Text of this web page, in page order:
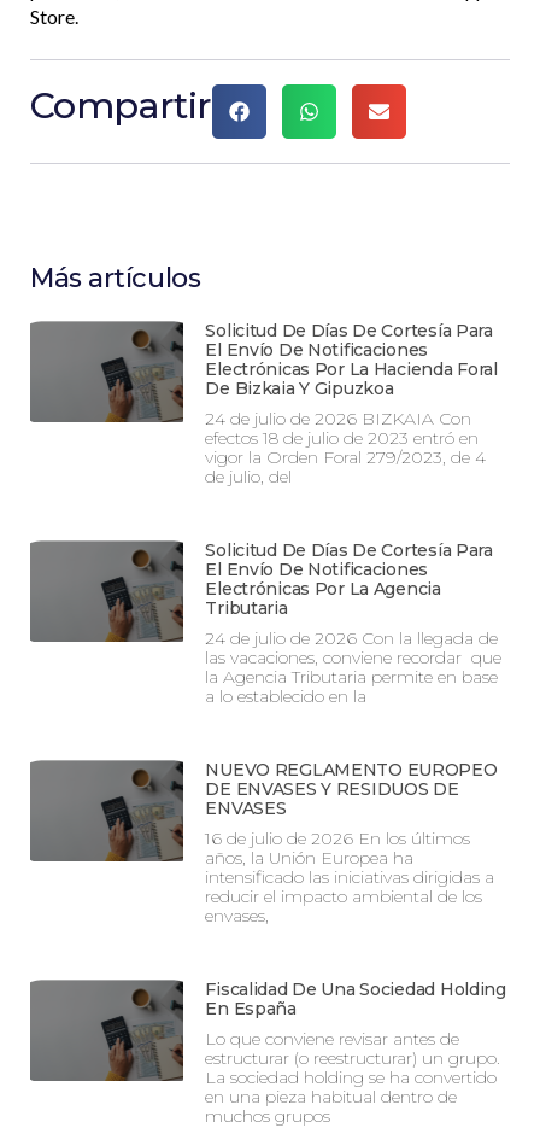
Store.
Compartir
Más artículos
Solicitud De Días De Cortesía Para
El Envío De Notificaciones
Electrónicas Por La Hacienda Foral
De Bizkaia Y Gipuzkoa
24 de julio de 2026 BIZKAIA Con
efectos 18 de julio de 2023 entró en
vigor la Orden Foral 279/2023, de 4
de julio, del
Solicitud De Días De Cortesía Para
El Envío De Notificaciones
Electrónicas Por La Agencia
Tributaria
24 de julio de 2026 Con la llegada de
las vacaciones, conviene recordar que
la Agencia Tributaria permite en base
a lo establecido en la
NUEVO REGLAMENTO EUROPEO
DE ENVASES Y RESIDUOS DE
ENVASES
16 de julio de 2026 En los últimos
años, la Unión Europea ha
intensificado las iniciativas dirigidas a
reducir el impacto ambiental de los
envases,
Fiscalidad De Una Sociedad Holding
En España
Lo que conviene revisar antes de
estructurar (o reestructurar) un grupo.
La sociedad holding se ha convertido
en una pieza habitual dentro de
muchos grupos